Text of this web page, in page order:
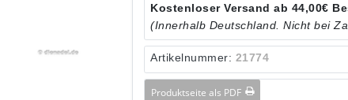
Kostenloser Versand ab 44,00€
(Innerhalb Deutschland. Nicht bei
Artikelnummer: 21774
Produktseite als PDF